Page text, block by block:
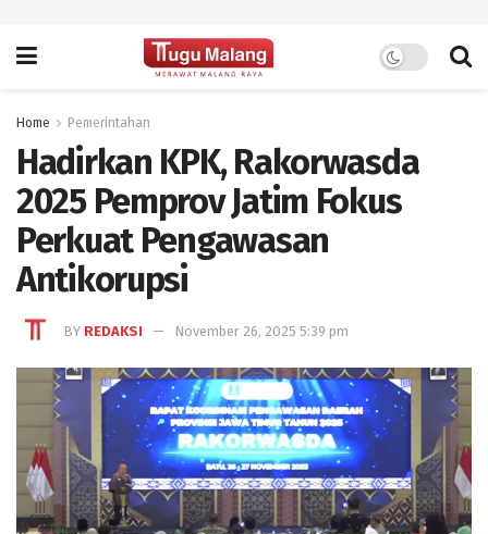
Home Pemerintahan
Hadirkan KPK, Rakorwasda
2025 Pemprov Jatim Fokus
Perkuat Pengawasan
Antikorupsi
BY REDAKSI November 26, 2025 5:39 pm